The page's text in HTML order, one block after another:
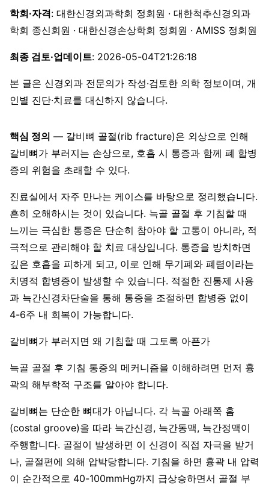
학회·자격: 대한신경외과학회 정회원 · 대한척추신경외과
학회 종신회원 · 대한신경손상학회 정회원 · AMISS 정회원
최종 검토·업데이트: 2026-05-04T21:26:18
본 글은 신경외과 전문의가 작성·검토한 의학 정보이며, 개
인별 진단·치료를 대신하지 않습니다.
핵심 정의 — 갈비뼈 골절(rib fracture)은 외상으로 인해
갈비뼈가 부러지는 손상으로, 호흡 시 통증과 함께 폐 합병
증의 위험을 초래할 수 있다.
진료실에서 자주 만나는 케이스를 바탕으로 정리했습니다.
흔히 오해하시는 것이 있습니다. 늑골 골절 후 기침할 때
느끼는 극심한 통증은 단순히 참아야 할 고통이 아니라, 적
극적으로 관리해야 할 치료 대상입니다. 통증을 방치하면
깊은 호흡을 피하게 되고, 이로 인해 무기폐와 폐렴이라는
치명적 합병증이 발생할 수 있습니다. 적절한 진통제 사용
과 늑간신경차단술을 통해 통증을 조절하면 합병증 없이
4-6주 내 회복이 가능합니다.
갈비뼈가 부러지면 왜 기침할 때 그토록 아픈가
늑골 골절 후 기침 통증의 메커니즘을 이해하려면 먼저 흉
곽의 해부학적 구조를 알아야 합니다.
갈비뼈는 단순한 뼈대가 아닙니다. 각 늑골 아래쪽 홈
(costal groove)을 따라 늑간신경, 늑간동맥, 늑간정맥이
주행합니다. 골절이 발생하면 이 신경이 직접 자극을 받거
나, 골절편에 의해 압박당합니다. 기침을 하면 흉곽 내 압력
이 순간적으로 40-100mmHg까지 급상승하면서 골절 부